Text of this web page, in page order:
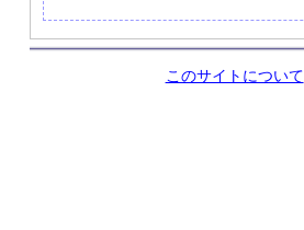
このサイトについて